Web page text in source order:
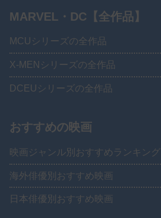
MARVEL・DC【全作品】
MCUシリーズの全作品
X-MENシリーズの全作品
DCEUシリーズの全作品
おすすめの映画
映画ジャンル別おすすめランキング
海外俳優別おすすめ映画
日本俳優別おすすめ映画